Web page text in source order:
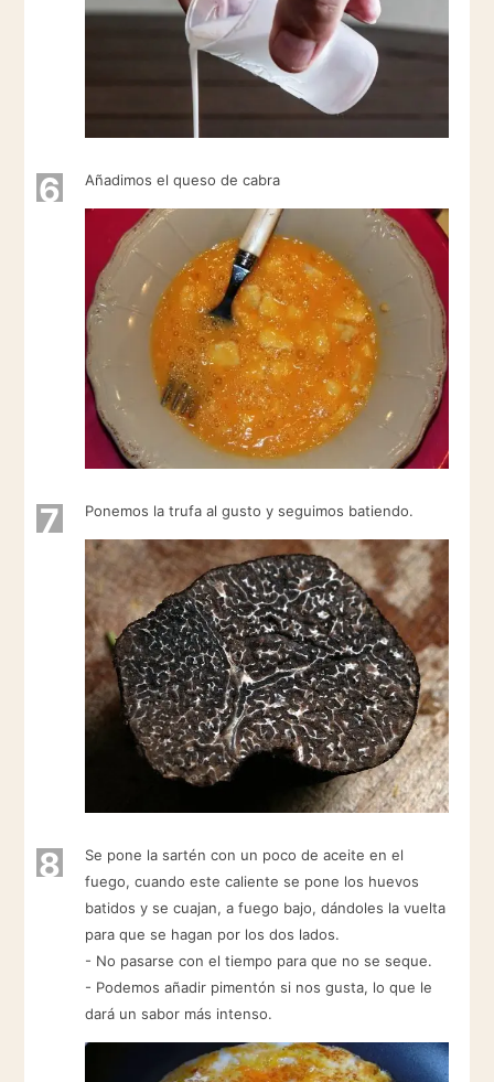
6 Añadimos el queso de cabra
7 Ponemos la trufa al gusto y seguimos batiendo.
8
Se pone la sartén con un poco de aceite en el
fuego, cuando este caliente se pone los huevos
batidos y se cuajan, a fuego bajo, dándoles la vuelta
para que se hagan por los dos lados.
- No pasarse con el tiempo para que no se seque.
- Podemos añadir pimentón si nos gusta, lo que le
dará un sabor más intenso.